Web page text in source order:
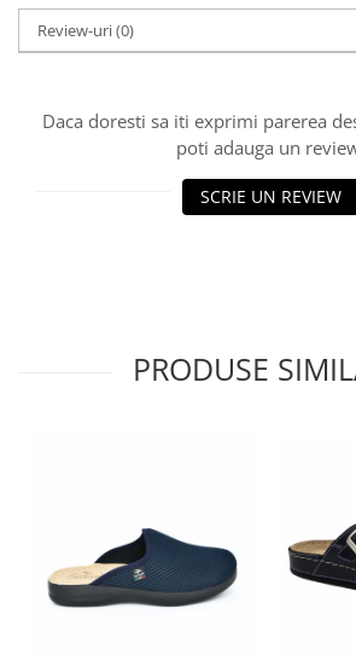
Review-uri(0)
Daca doresti sa iti exprimi parerea
poti adauga un
SCRIE UN REVIEW
PRODUSE